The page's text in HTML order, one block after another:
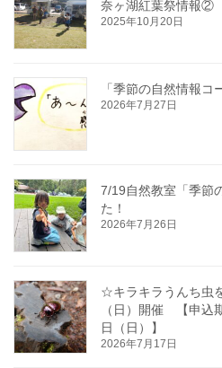
奈ヶ湖紅葉祭情
2025年10月20日
「季節の自然情報コ
2026年7月27日
7/19自然教室「季節
た！
2026年7月26日
☆キラキラうんち虫
（日）開催 【申込
日（日）】
2026年7月17日